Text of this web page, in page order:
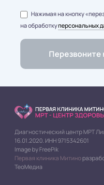
Нажимая на кнопку
на обработкуперсональных
Диагностический центр МРТ
16.01.2020. ИНН 9715342601
Image by FreePik
Первая клиника Митино
ТеоМедиа